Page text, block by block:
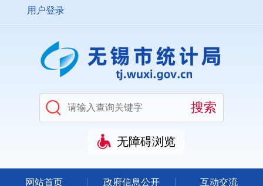
用户登录
无障碍浏览
网站首页 政府信息公开
互动交流